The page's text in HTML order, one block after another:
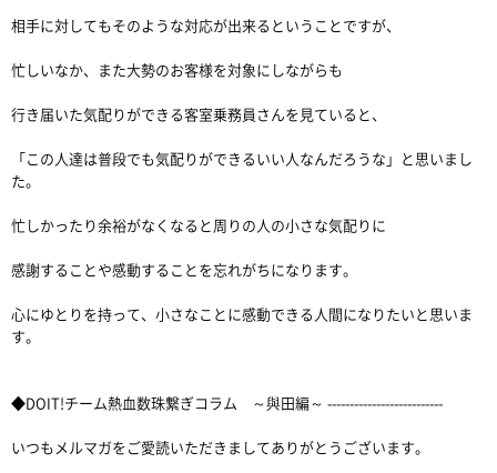
相手に対してもそのような対応が出来るということですが、
忙しいなか、また大勢のお客様を対象にしながらも
行き届いた気配りができる客室乗務員さんを見ていると、
「この人達は普段でも気配りができるいい人なんだろうな」と思いまし
た。
忙しかったり余裕がなくなると周りの人の小さな気配りに
感謝することや感動することを忘れがちになります。
心にゆとりを持って、小さなことに感動できる人間になりたいと思いま
す。
◆DOIT!チーム熱血数珠繋ぎコラム ～與田編～ --------------------------
いつもメルマガをご愛読いただきましてありがとうございます。